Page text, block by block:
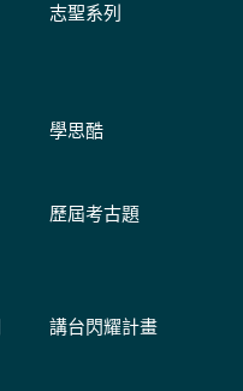
志聖系列
學思酷
歷屆考古題
講台閃耀計畫